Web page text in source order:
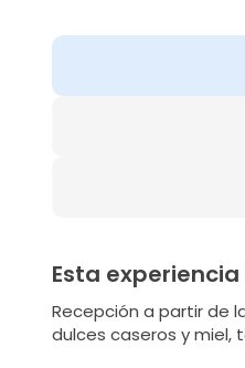
Esta
Recepción a partir de
dulces caseros y miel,